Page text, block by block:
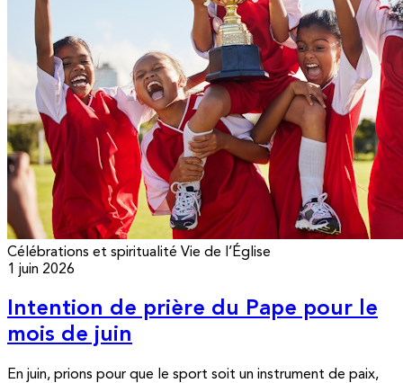
Célébrations et spiritualité Vie de l’Église
1 juin 2026
Intention de prière du Pape pour le
mois de juin
En juin, prions pour que le sport soit un instrument de paix,